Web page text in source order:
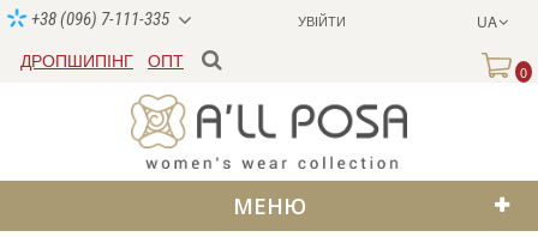
УВІЙТИ UA
+38 (096) 7-111-335
ДРОПШИПІНГ ОПТ
0
МЕНЮ